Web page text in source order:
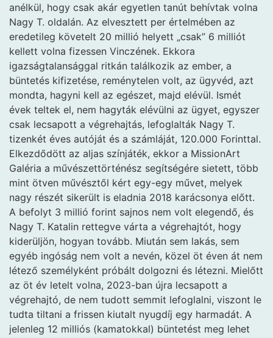
anélkül, hogy csak akár egyetlen tanút behívtak volna
Nagy T. oldalán. Az elvesztett per értelmében az
eredetileg követelt 20 millió helyett „csak” 6 milliót
kellett volna fizessen Vinczének. Ekkora
igazságtalansággal ritkán találkozik az ember, a
büntetés kifizetése, reménytelen volt, az ügyvéd, azt
mondta, hagyni kell az egészet, majd elévül. Ismét
évek teltek el, nem hagyták elévülni az ügyet, egyszer
csak lecsapott a végrehajtás, lefoglalták Nagy T.
tizenkét éves autóját és a számláját, 120.000 Forinttal.
Elkezdődött az aljas színjáték, ekkor a MissionArt
Galéria a művészettörténész segítségére sietett, több
mint ötven művésztől kért egy-egy művet, melyek
nagy részét sikerült is eladnia 2018 karácsonya előtt.
A befolyt 3 millió forint sajnos nem volt elegendő, és
Nagy T. Katalin rettegve várta a végrehajtót, hogy
kiderüljön, hogyan tovább. Miután sem lakás, sem
egyéb ingóság nem volt a nevén, közel öt éven át nem
létező személyként próbált dolgozni és létezni. Mielőtt
az öt év letelt volna, 2023-ban újra lecsapott a
végrehajtó, de nem tudott semmit lefoglalni, viszont le
tudta tiltani a frissen kiutalt nyugdíj egy harmadát. A
jelenleg 12 milliós (kamatokkal) büntetést meg lehet